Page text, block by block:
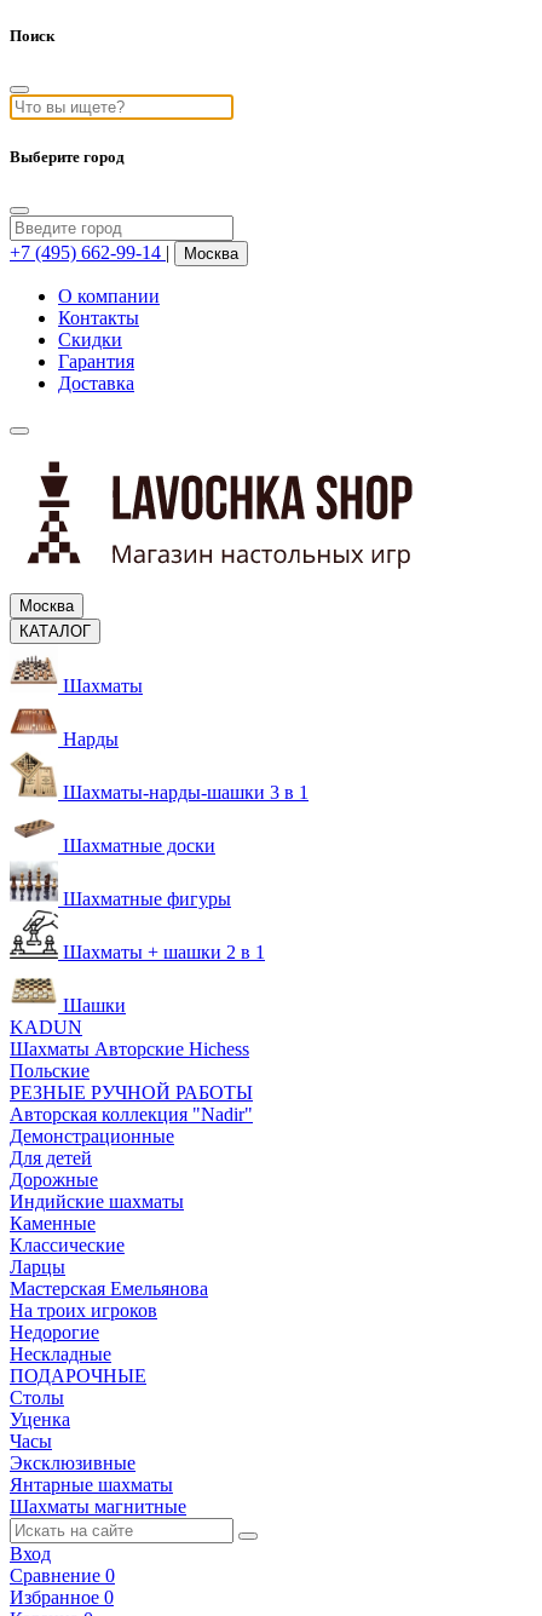
Поиск
Выберите город
+7 (495) 662-99-14 | Москва
О компании
Контакты
Скидки
Гарантия
Доставка
Москва
КАТАЛОГ
Шахматы
Нарды
Шахматы-нарды-шашки 3 в 1
Шахматные доски
Шахматные фигуры
Шахматы + шашки 2 в 1
Шашки
KADUN
Шахматы Авторские Hichess
Польские
РЕЗНЫЕ РУЧНОЙ РАБОТЫ
Авторская коллекция "Nadir"
Демонстрационные
Для детей
Дорожные
Индийские шахматы
Каменные
Классические
Ларцы
Мастерская Емельянова
На троих игроков
Недорогие
Нескладные
ПОДАРОЧНЫЕ
Столы
Уценка
Часы
Эксклюзивные
Янтарные шахматы
Шахматы магнитные
Вход
Сравнение 0
Избранное 0